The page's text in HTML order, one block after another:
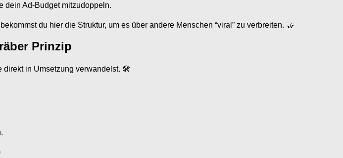
dein Ad-Budget mitzudoppeln.
du hier die Struktur, um es über andere Menschen “viral” zu verbreiten. 🤝
Prinzip
direkt in Umsetzung verwandelst. 🛠